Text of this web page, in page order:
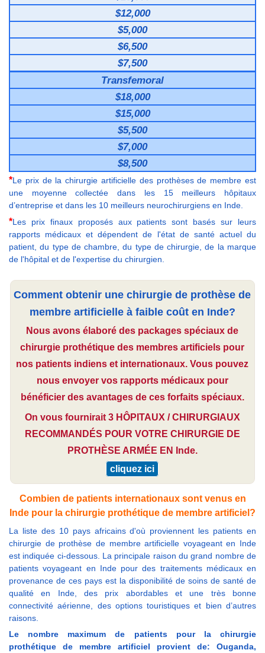
$12,000
$5,000
$6,500
$7,500
Transfemoral
$18,000
$15,000
$5,500
$7,000
$8,500
*Le prix de la chirurgie artificielle des prothèses de membre est
une moyenne collectée dans les 15 meilleurs hôpitaux
d’entreprise et dans les 10 meilleurs neurochirurgiens en Inde.
*Les prix finaux proposés aux patients sont basés sur leurs
rapports médicaux et dépendent de l'état de santé actuel du
patient, du type de chambre, du type de chirurgie, de la marque
de l'hôpital et de l'expertise du chirurgien.
Comment obtenir une chirurgie de prothèse de
membre artificielle à faible coût en Inde?
Nous avons élaboré des packages spéciaux de
chirurgie prothétique des membres artificiels pour
nos patients indiens et internationaux. Vous pouvez
nous envoyer vos rapports médicaux pour
bénéficier des avantages de ces forfaits spéciaux.
On vous fournirait 3 HÔPITAUX / CHIRURGIAUX
RECOMMANDÉS POUR VOTRE CHIRURGIE DE
PROTHÈSE ARMÉE EN Inde.
cliquez ici
Combien de patients internationaux sont venus en
Inde pour la chirurgie prothétique de membre artificiel?
La liste des 10 pays africains d'où proviennent les patients en
chirurgie de prothèse de membre artificielle voyageant en Inde
est indiquée ci-dessous. La principale raison du grand nombre de
patients voyageant en Inde pour des traitements médicaux en
provenance de ces pays est la disponibilité de soins de santé de
qualité en Inde, des prix abordables et une très bonne
connectivité aérienne, des options touristiques et bien d’autres
raisons.
Le nombre maximum de patients pour la chirurgie
prothétique de membre artificiel provient de: Ouganda,